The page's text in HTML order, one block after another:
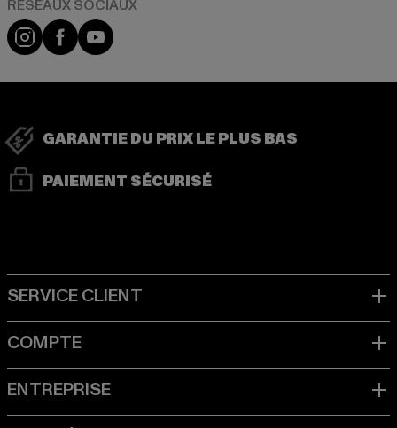
Visit our Instagram page:
Visit our Facebook page:
Visit our YouTube channel:
GARANTIE DU PRIX LE PLUS BAS
PAIEMENT SÉCURISÉ